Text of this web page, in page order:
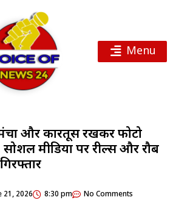
Menu
और कारतूस रखकर फोटो
सोशल मीडिया पर रील्स और रौब
21, 2026 8:30 pm No Comments